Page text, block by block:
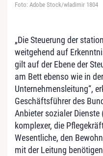
Foto: Adobe Stock/wladimir 1804
„Die Steuerung der
weitgehend auf
gilt auf der Ebene der
am Bett ebenso wie in
Unternehmensleitung“,
Geschäftsführer des
Anbieter sozialer Dienste
komplexer, die
Wesentliche, den
mit der Leitung